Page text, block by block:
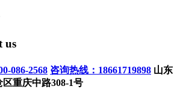
us
086-2568 咨询热线：18661719898 山东
重庆中路308-1号